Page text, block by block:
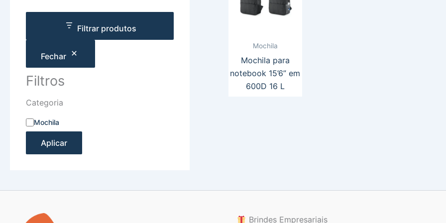
Filtrar produtos
Fechar
Filtros
Categoria
Mochila
Aplicar
Mochila
Mochila para
notebook 15’6” em
600D 16 L
Brindes Empresariais